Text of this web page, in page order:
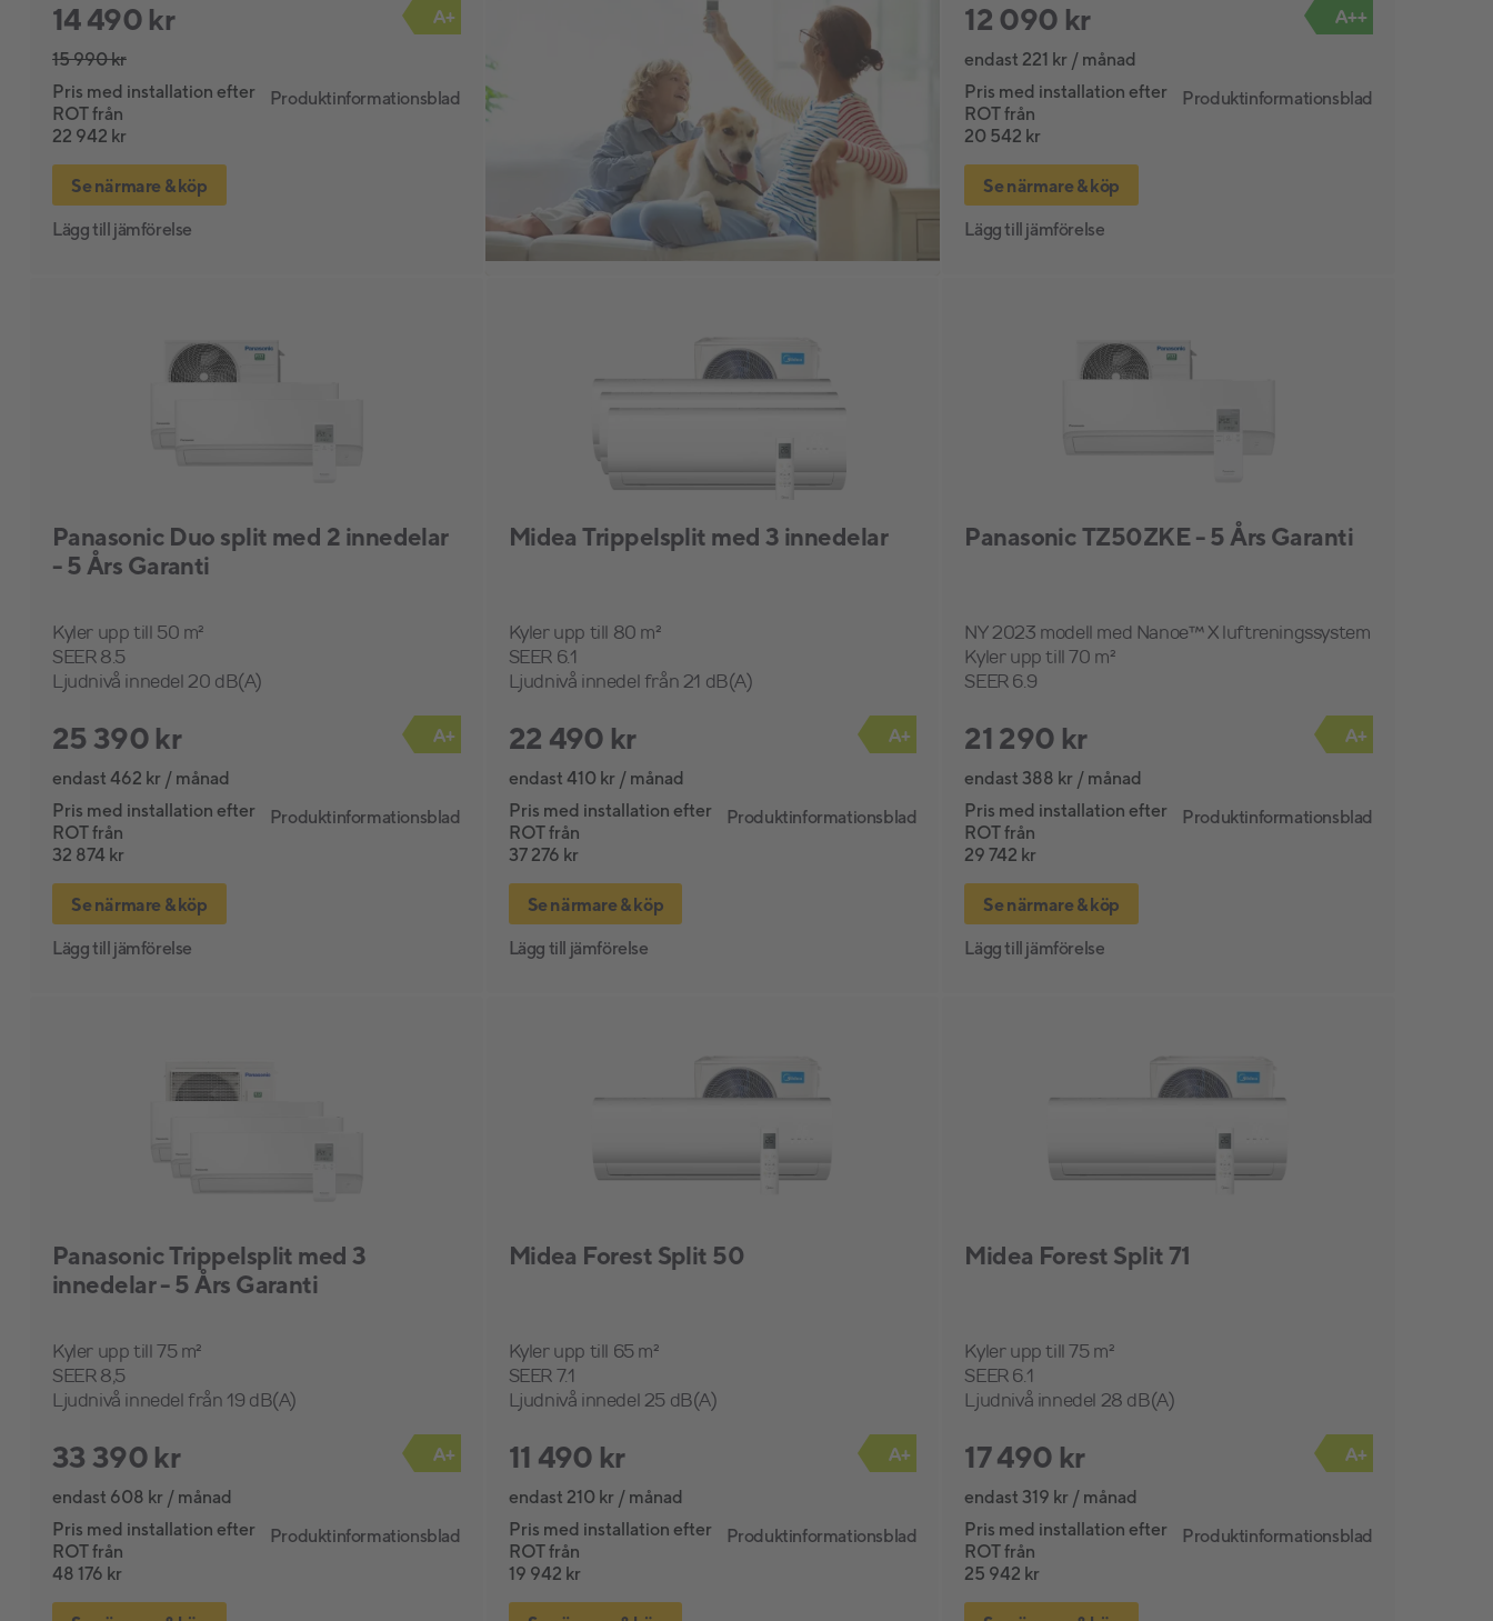
14 490 kr
15 990 kr
Pris med installation efter
ROT från
22 942 kr
A+
Produktinformationsblad
Se närmare & köp
Lägg till jämförelse
12 090 kr
endast 221 kr / månad
Pris med installation efter
ROT från
20 542 kr
A++
Produktinformationsblad
Se närmare & köp
Lägg till jämförelse
Panasonic Duo split med 2 innedelar
- 5 Års Garanti
Kyler upp till 50 m²
SEER 8.5
Ljudnivå innedel 20 dB(A)
25 390 kr
endast 462 kr / månad
Pris med installation efter
ROT från
32 874 kr
A+
Produktinformationsblad
Se närmare & köp
Lägg till jämförelse
Midea Trippelsplit med 3 innedelar
Kyler upp till 80 m²
SEER 6.1
Ljudnivå innedel från 21 dB(A)
22 490 kr
endast 410 kr / månad
Pris med installation efter
ROT från
37 276 kr
A+
Produktinformationsblad
Se närmare & köp
Lägg till jämförelse
Panasonic TZ50ZKE - 5 Års Garanti
NY 2023 modell med Nanoe™ X luftreningssystem
Kyler upp till 70 m²
SEER 6.9
21 290 kr
endast 388 kr / månad
Pris med installation efter
ROT från
29 742 kr
A+
Produktinformationsblad
Se närmare & köp
Lägg till jämförelse
Panasonic Trippelsplit med 3
innedelar - 5 Års Garanti
Kyler upp till 75 m²
SEER 8,5
Ljudnivå innedel från 19 dB(A)
33 390 kr
endast 608 kr / månad
Pris med installation efter
ROT från
48 176 kr
A+
Produktinformationsblad
Midea Forest Split 50
Kyler upp till 65 m²
SEER 7.1
Ljudnivå innedel 25 dB(A)
11 490 kr
endast 210 kr / månad
Pris med installation efter
ROT från
19 942 kr
A+
Produktinformationsblad
Midea Forest Split 71
Kyler upp till 75 m²
SEER 6.1
Ljudnivå innedel 28 dB(A)
17 490 kr
endast 319 kr / månad
Pris med installation efter
ROT från
25 942 kr
A+
Produktinformationsblad